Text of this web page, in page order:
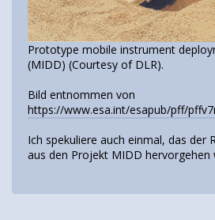
Prototype mobile instrument
(MIDD) (Courtesy of DLR).
Bild entnommen von
https://www.esa.int/esapub/pff/
Ich spekuliere auch einmal, das der
aus den Projekt MIDD hervorgehen